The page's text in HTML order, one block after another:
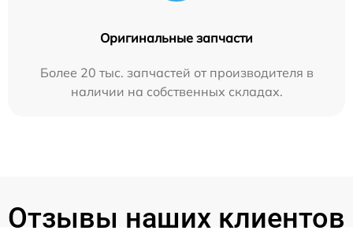
Оригинальные запчасти
Более 20 тыс. запчастей от производителя в
наличии на собственных складах.
Отзывы наших клиентов